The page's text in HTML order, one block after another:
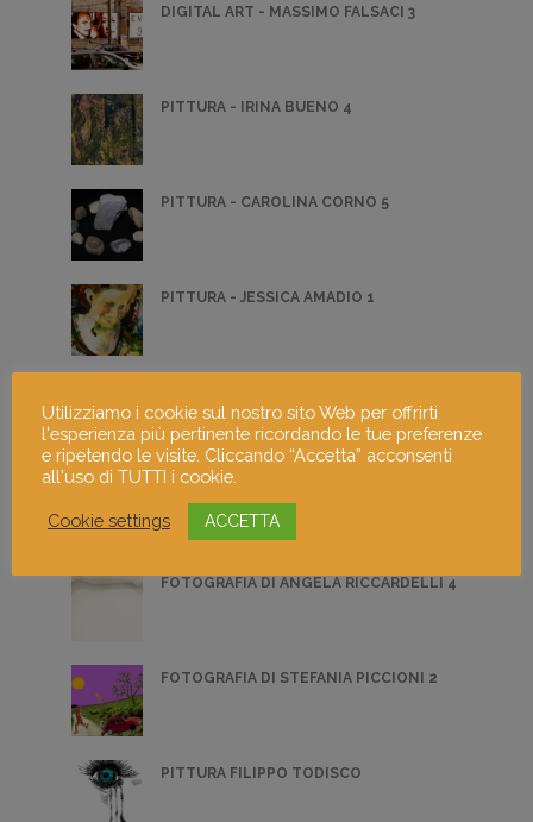
DIGITAL ART - MASSIMO FALSACI 3
PITTURA - IRINA BUENO 4
PITTURA - CAROLINA CORNO 5
PITTURA - JESSICA AMADIO 1
DIGITAL ART - DESNA TURAL 1
FOTOGRAFIA DI ANGELA RICCARDELLI 4
FOTOGRAFIA DI STEFANIA PICCIONI 2
PITTURA FILIPPO TODISCO
Utilizziamo i cookie sul nostro sito Web per offrirti
l'esperienza più pertinente ricordando le tue preferenze
e ripetendo le visite. Cliccando “Accetta” acconsenti
all'uso di TUTTI i cookie.
Cookie settings ACCETTA